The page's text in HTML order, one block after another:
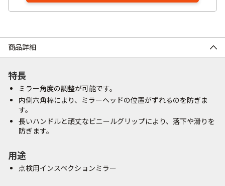
商品詳細
特長
ミラー角度の調整が可能です。
内側六角棒により、ミラーヘッドの位置がずれるのを防ぎま
す。
長いハンドルと頑丈なビニールグリップにより、落下や滑りを
防ぎます。
用途
点検用インスペクションミラー